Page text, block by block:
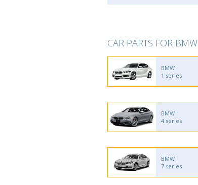
CAR PARTS FOR BMW
BMW
1 series
BMW
4 series
BMW
7 series